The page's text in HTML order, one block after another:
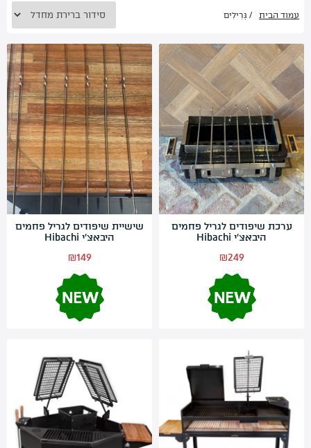
אֲבִיזָרִים
מבצעים
החשבון שלי
מתכונים לוהטים
סרטוני הדרכה
אודותינו
מדיניות פרטיות
תקנון שימוש
עמוד הבית / גְּרִילִים
ערכת שיפודים לגריל פחמים
היבאצ’י Hibachi
₪249
שישיית שיפודים לגריל פחמים
היבאצ’י Hibachi
₪149